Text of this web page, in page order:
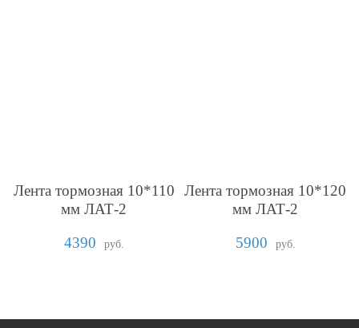
Лента тормозная 10*110
мм ЛАТ-2
4390
руб.
Лента тормозная 10*120
мм ЛАТ-2
5900
руб.